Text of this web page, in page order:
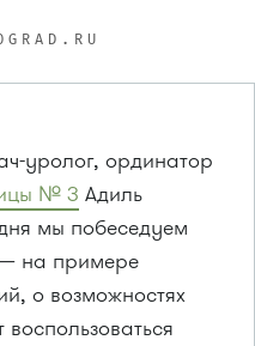
уролог, ординатор
№ 3 Адиль
мы побеседуем
на примере
о возможностях